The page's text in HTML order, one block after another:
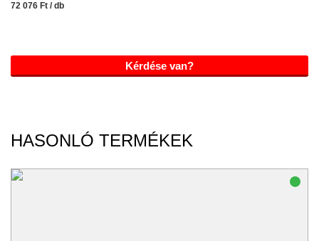
72 076 Ft / db
Kérdése van?
HASONLÓ TERMÉKEK